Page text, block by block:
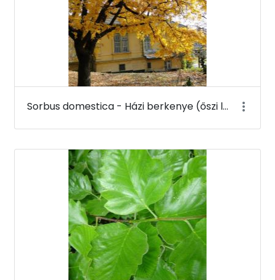
Sorbus domestica - Házi berkenye (őszi lombszín) - Budai Arborétum